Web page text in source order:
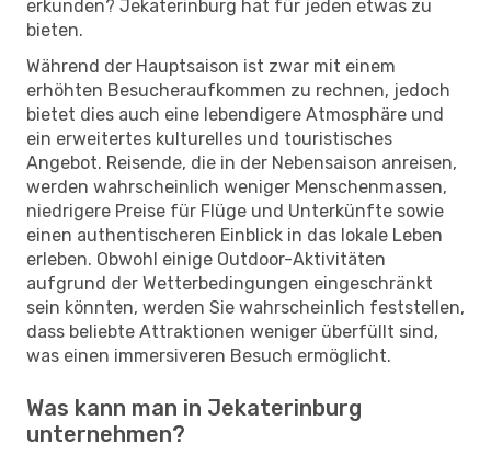
erkunden? Jekaterinburg hat für jeden etwas zu
bieten.
Während der Hauptsaison ist zwar mit einem
erhöhten Besucheraufkommen zu rechnen, jedoch
bietet dies auch eine lebendigere Atmosphäre und
ein erweitertes kulturelles und touristisches
Angebot. Reisende, die in der Nebensaison anreisen,
werden wahrscheinlich weniger Menschenmassen,
niedrigere Preise für Flüge und Unterkünfte sowie
einen authentischeren Einblick in das lokale Leben
erleben. Obwohl einige Outdoor-Aktivitäten
aufgrund der Wetterbedingungen eingeschränkt
sein könnten, werden Sie wahrscheinlich feststellen,
dass beliebte Attraktionen weniger überfüllt sind,
was einen immersiveren Besuch ermöglicht.
Was kann man in Jekaterinburg
unternehmen?